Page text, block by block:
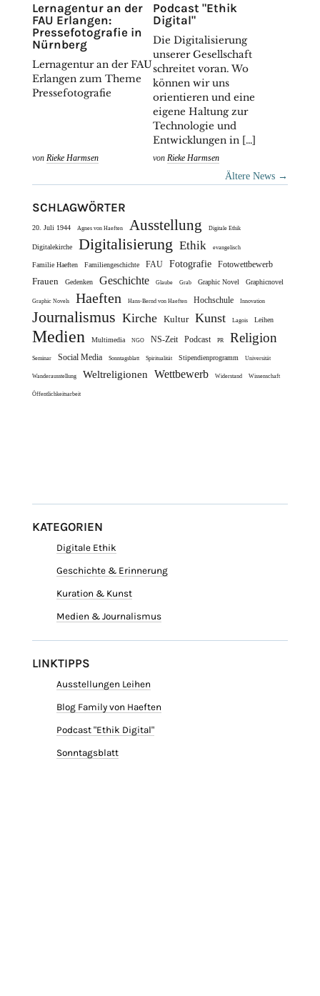
Lernagentur an der
FAU Erlangen:
Pressefotografie in
Nürnberg
Lernagentur an der FAU
Erlangen zum Theme
Pressefotografie
von Rieke Harmsen
Podcast "Ethik
Digital"
Die Digitalisierung
unserer Gesellschaft
schreitet voran. Wo
können wir uns
orientieren und eine
eigene Haltung zur
Technologie und
Entwicklungen in […]
vonRieke Harmsen
Ältere News →
SCHLAGWÖRTER
20. Juli 1944 Agnes von Haeften Ausstellung Digitale Ethik
Digitalekirche Digitalisierung Ethik evangelisch
Familie Haeften Familiengeschichte FAU Fotografie Fotowettbewerb
Frauen Gedenken Geschichte Glaube Grab Graphic Novel Graphicnovel
Graphic Novels Haeften Hans-Bernd von Haeften Hochschule Innovation
Journalismus Kirche Kultur Kunst Lagois Leihen
Medien Multimedia NGO NS-Zeit Podcast PR Religion
Seminar Social Media Sonntagsblatt Spiritualität Stipendienprogramm Universität
Wanderausstellung Weltreligionen Wettbewerb Widerstand Wissenschaft
Öffentlichkeitsarbeit
KATEGORIEN
Digitale Ethik
Geschichte & Erinnerung
Kuration & Kunst
Medien & Journalismus
LINKTIPPS
Ausstellungen Leihen
Blog Family von Haeften
Podcast "Ethik Digital"
Sonntagsblatt